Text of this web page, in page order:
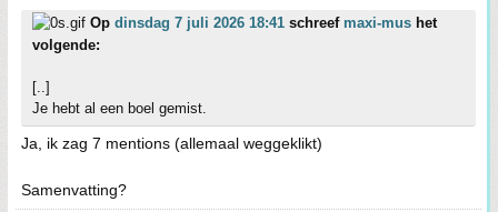
Op dinsdag 7 juli 2026 18:41 schreef maxi-mus het
volgende:
[..]
Je hebt al een boel gemist.
Ja, ik zag 7 mentions (allemaal weggeklikt)
Samenvatting?